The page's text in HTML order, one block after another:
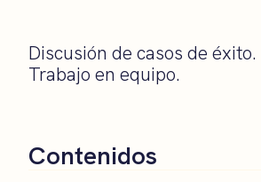
Discusión de casos de éxito.
Trabajo en equipo.
Contenidos